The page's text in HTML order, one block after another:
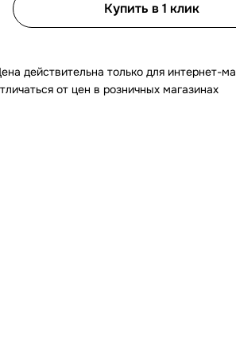
Купить в 1 клик
действительна только для интернет-
от цен в розничных магазинах